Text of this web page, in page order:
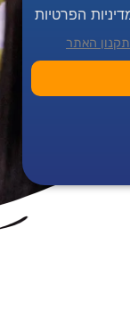
הפרטיות
תקנון האתר